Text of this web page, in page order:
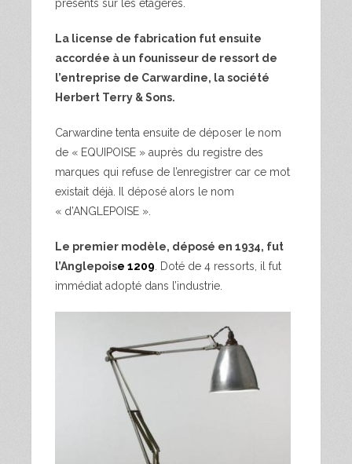
présents sur les étagères.
La license de fabrication fut ensuite
accordée à un founisseur de ressort de
l’entreprise de Carwardine, la société
Herbert Terry & Sons.
Carwardine tenta ensuite de déposer le nom
de « EQUIPOISE » auprès du registre des
marques qui refuse de l’enregistrer car ce mot
existait déjà. Il déposé alors le nom
« d’ANGLEPOISE ».
Le premier modèle, déposé en 1934, fut
l’Anglepoise 1209 . Doté de 4 ressorts, il fut
immédiat adopté dans l’industrie.